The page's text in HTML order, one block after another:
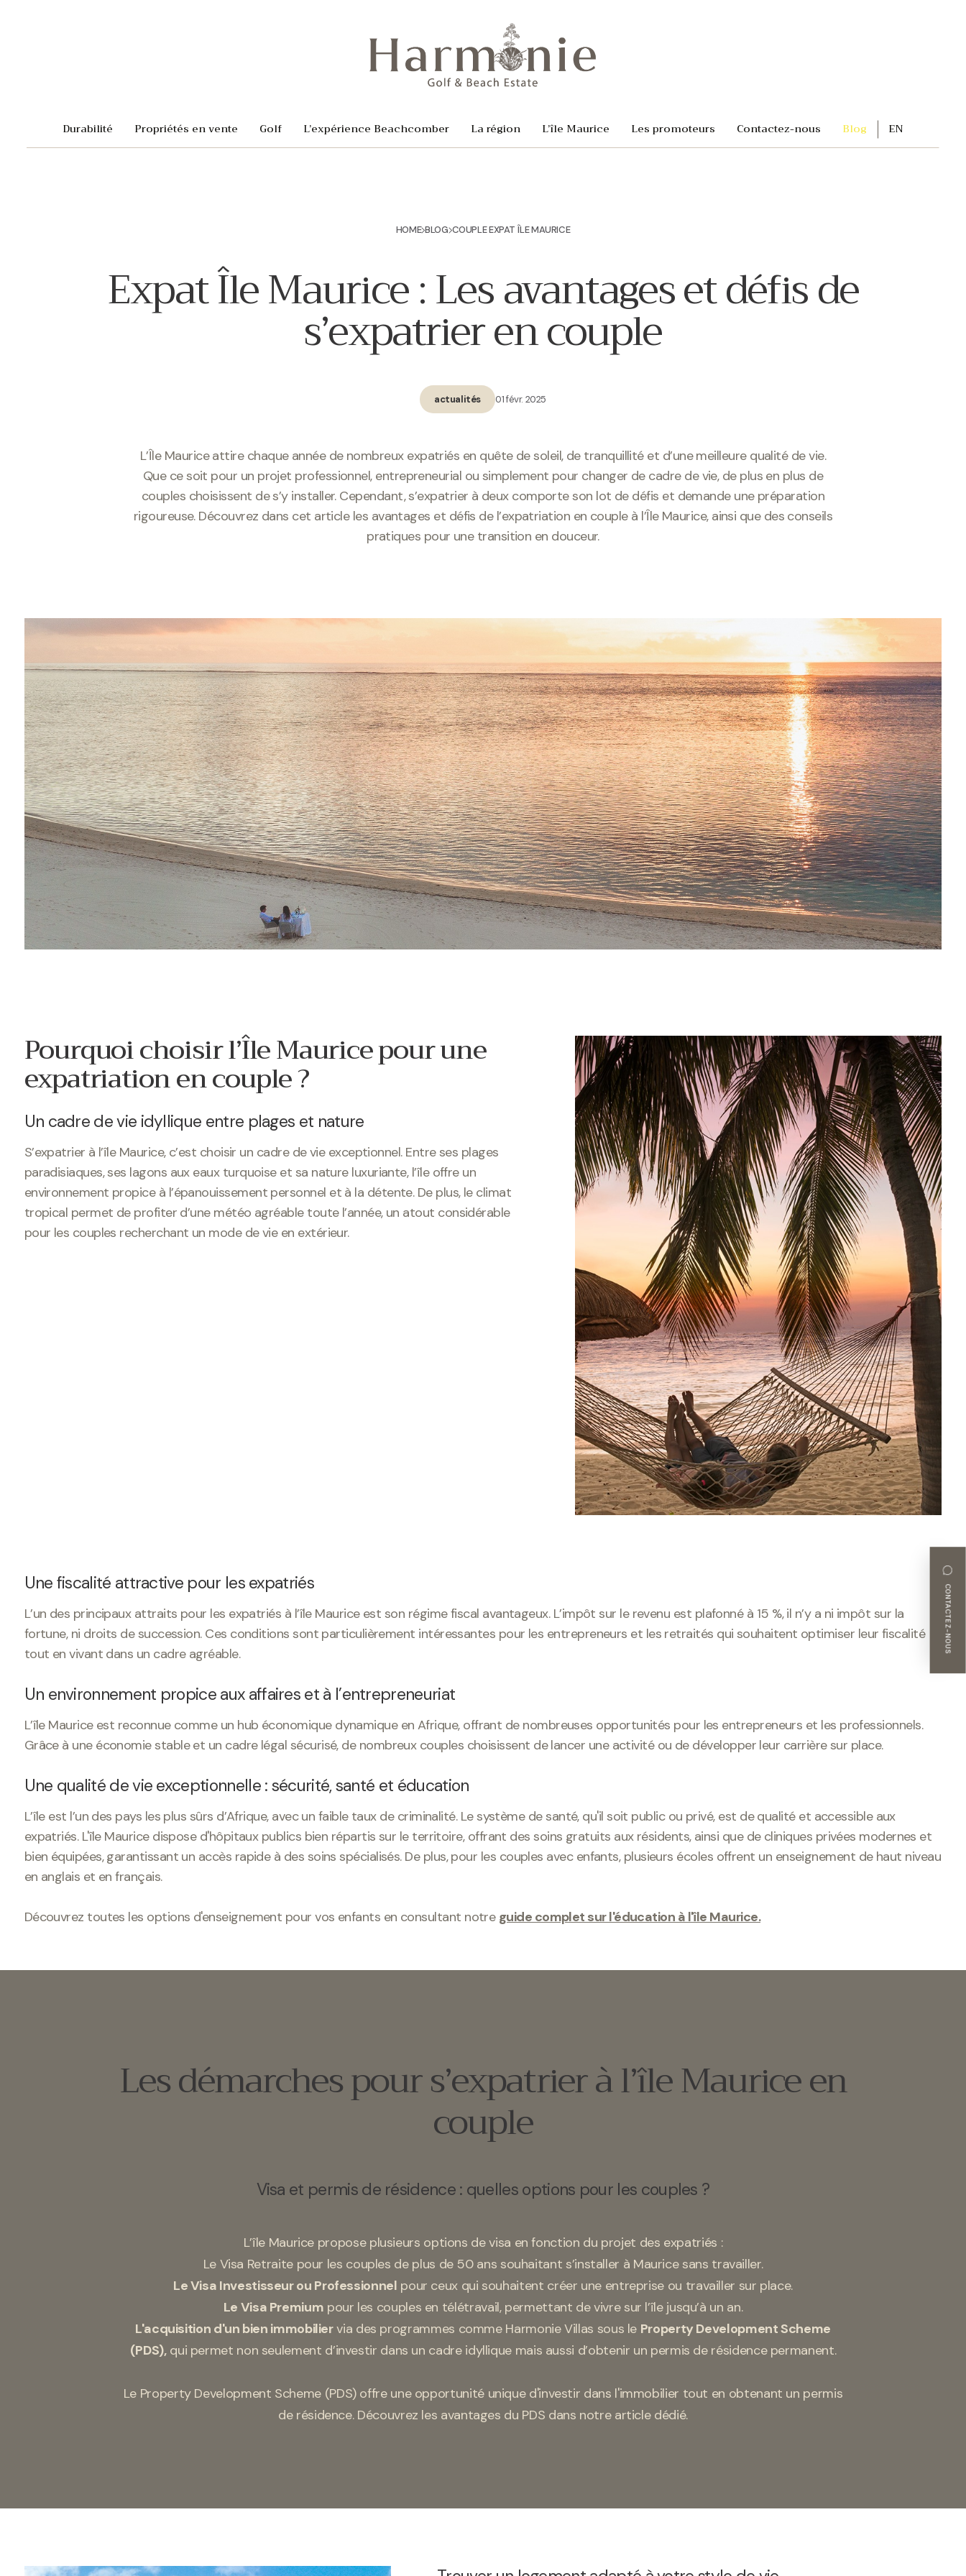
Durabilité Propriétés en vente Golf L’expérience Beachcomber La région L’île Maurice Les promoteurs Contactez-nous Blog EN
HOME BLOG COUPLE EXPAT ÎLE MAURICE
Expat Île Maurice : Les avantages et défis de
s’expatrier en couple
actualités 01 févr. 2025
L’Île Maurice attire chaque année de nombreux expatriés en quête de soleil, de tranquillité et d’une meilleure qualité de vie.
Que ce soit pour un projet professionnel, entrepreneurial ou simplement pour changer de cadre de vie, de plus en plus de
couples choisissent de s’y installer. Cependant, s’expatrier à deux comporte son lot de défis et demande une préparation
rigoureuse. Découvrez dans cet article les avantages et défis de l’expatriation en couple à l’Île Maurice, ainsi que des conseils
pratiques pour une transition en douceur.
Pourquoi choisir l’Île Maurice pour une
expatriation en couple ?
Un cadre de vie idyllique entre plages et nature
S’expatrier à l’île Maurice, c’est choisir un cadre de vie exceptionnel. Entre ses plages
paradisiaques, ses lagons aux eaux turquoise et sa nature luxuriante, l’île offre un
environnement propice à l’épanouissement personnel et à la détente. De plus, le climat
tropical permet de profiter d’une météo agréable toute l’année, un atout considérable
pour les couples recherchant un mode de vie en extérieur.
Une fiscalité attractive pour les expatriés
L’un des principaux attraits pour les expatriés à l’île Maurice est son régime fiscal avantageux. L’impôt sur le revenu est plafonné à 15 %, il n’y a ni impôt sur la
fortune, ni droits de succession. Ces conditions sont particulièrement intéressantes pour les entrepreneurs et les retraités qui souhaitent optimiser leur fiscalité
tout en vivant dans un cadre agréable.
Un environnement propice aux affaires et à l’entrepreneuriat
L’île Maurice est reconnue comme un hub économique dynamique en Afrique, offrant de nombreuses opportunités pour les entrepreneurs et les professionnels.
Grâce à une économie stable et un cadre légal sécurisé, de nombreux couples choisissent de lancer une activité ou de développer leur carrière sur place.
Une qualité de vie exceptionnelle : sécurité, santé et éducation
L’île est l’un des pays les plus sûrs d’Afrique, avec un faible taux de criminalité. Le système de santé, qu'il soit public ou privé, est de qualité et accessible aux
expatriés. L'île Maurice dispose d'hôpitaux publics bien répartis sur le territoire, offrant des soins gratuits aux résidents, ainsi que de cliniques privées modernes et
bien équipées, garantissant un accès rapide à des soins spécialisés. De plus, pour les couples avec enfants, plusieurs écoles offrent un enseignement de haut niveau
en anglais et en français.
Découvrez toutes les options d'enseignement pour vos enfants en consultant notre guide complet sur l'éducation à l'île Maurice.
Les démarches pour s’expatrier à l’île Maurice en
couple
Visa et permis de résidence : quelles options pour les couples ?
L’île Maurice propose plusieurs options de visa en fonction du projet des expatriés :
Le Visa Retraite pour les couples de plus de 50 ans souhaitant s’installer à Maurice sans travailler.
Le Visa Investisseur ou Professionnel pour ceux qui souhaitent créer une entreprise ou travailler sur place.
Le Visa Premium pour les couples en télétravail, permettant de vivre sur l’île jusqu’à un an.
L'acquisition d'un bien immobiliervia des programmes comme Harmonie Villas sous le Property Development Scheme
(PDS),qui permet non seulement d’investir dans un cadre idyllique mais aussi d’obtenir un permis de résidence permanent.
Le Property Development Scheme (PDS) offre une opportunité unique d'investir dans l'immobilier tout en obtenant un permis
de résidence. Découvrez les avantages du PDS dans notre article dédié.
CONTACTEZ-NOUS